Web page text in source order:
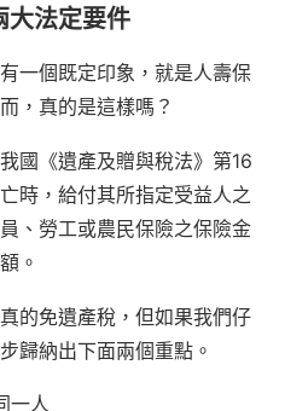
大法定要件
一個既定印象，就是人壽保
，真的是這樣嗎？
國《遺產及贈與稅法》第16
時，給付其所指定受益人之
、勞工或農民保險之保險金
。
的免遺產稅，但如果我們仔
歸納出下面兩個重點。
一人